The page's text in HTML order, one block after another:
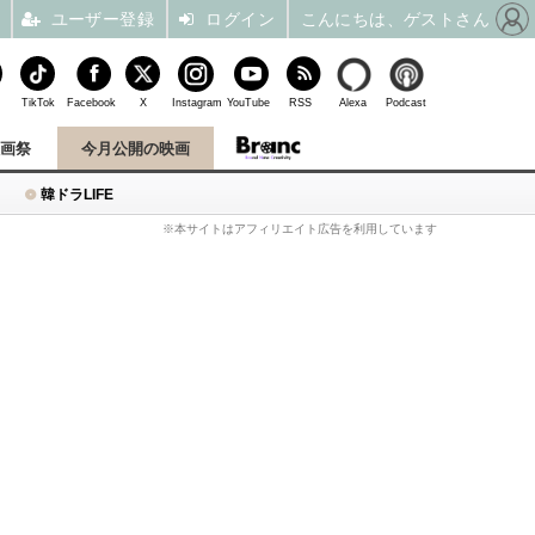
韓ドラLIFE
祭 今月公開の映画
※本サイトはアフィリエイト広告を利用しています
TikTok Facebook X Instagram YouTube RSS Alexa Podcast
ユーザー登録 ログイン こんにちは、ゲストさん